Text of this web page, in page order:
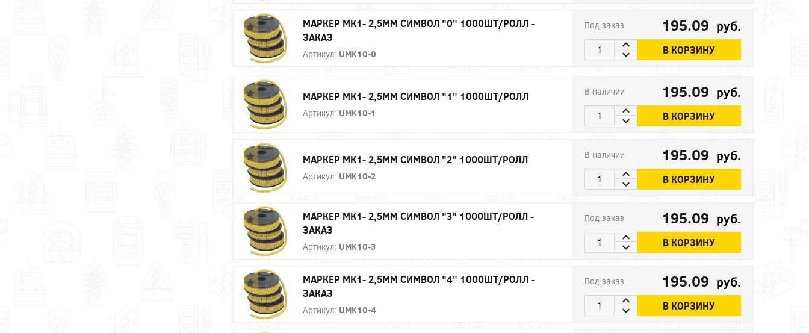
МАРКЕР МК1- 2,5ММ СИМВОЛ "0" 1000ШТ/РОЛЛ -
ЗАКАЗ
Артикул: UMK10-0
Под заказ 195.09 руб.
В КОРЗИНУ
МАРКЕР МК1- 2,5ММ СИМВОЛ "1" 1000ШТ/РОЛЛ
Артикул: UMK10-1
В наличии 195.09 руб.
В КОРЗИНУ
МАРКЕР МК1- 2,5ММ СИМВОЛ "2" 1000ШТ/РОЛЛ
Артикул: UMK10-2
В наличии 195.09 руб.
В КОРЗИНУ
МАРКЕР МК1- 2,5ММ СИМВОЛ "3" 1000ШТ/РОЛЛ -
ЗАКАЗ
Артикул: UMK10-3
Под заказ 195.09 руб.
В КОРЗИНУ
МАРКЕР МК1- 2,5ММ СИМВОЛ "4" 1000ШТ/РОЛЛ -
ЗАКАЗ
Артикул: UMK10-4
Под заказ 195.09 руб.
В КОРЗИНУ